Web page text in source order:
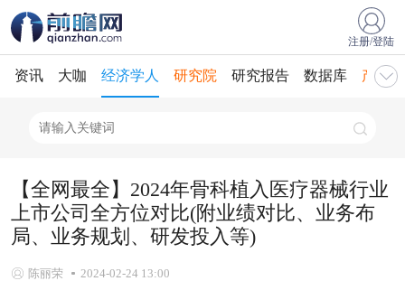
注册/登陆
资讯 大咖 经济学人 研究院 研究报告 数据库 产业
【全网最全】2024年骨科植入医疗器械行业
上市公司全方位对比(附业绩对比、业务布
局、业务规划、研发投入等)
陈丽荣 2024-02-24 13:00